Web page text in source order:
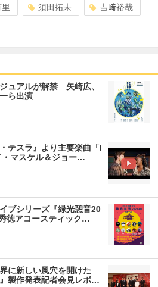
須田拓未 吉﨑裕哉
ュアルが解禁 矢崎広、
ら出演
テスラ』より主要楽曲「I
マスケル＆ジョー…
ブシリーズ『緑光憩音20
徳アコースティック…
に新しい風穴を開けた
製作発表記者会見レポ…